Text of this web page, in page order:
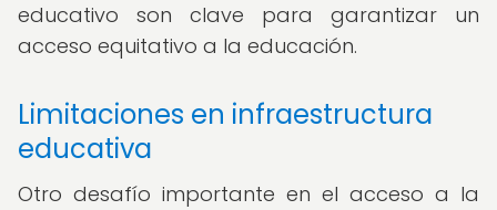
educativo son clave para garantizar un
acceso equitativo a la educación.
Limitaciones en infraestructura
educativa
Otro desafío importante en el acceso a la